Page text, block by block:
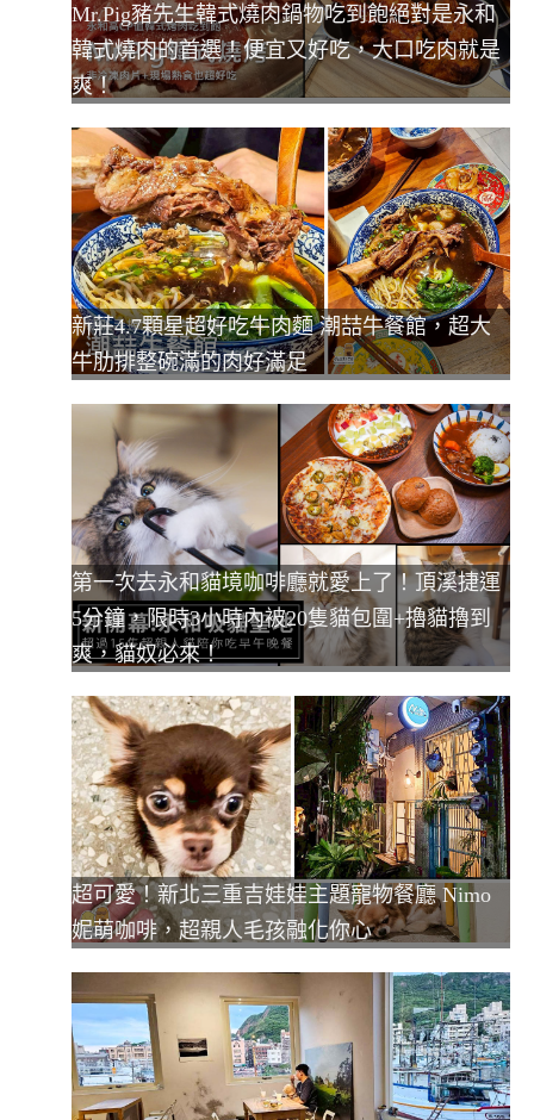
Mr.Pig豬先生韓式燒肉鍋物吃到飽絕對是永和
韓式燒肉的首選！便宜又好吃，大口吃肉就是
爽！
新莊4.7顆星超好吃牛肉麵 潮喆牛餐館，超大
牛肋排整碗滿的肉好滿足
第一次去永和貓境咖啡廳就愛上了！頂溪捷運
5分鐘，限時3小時內被20隻貓包圍+擼貓擼到
爽，貓奴必來！
超可愛！新北三重吉娃娃主題寵物餐廳 Nimo
妮萌咖啡，超親人毛孩融化你心